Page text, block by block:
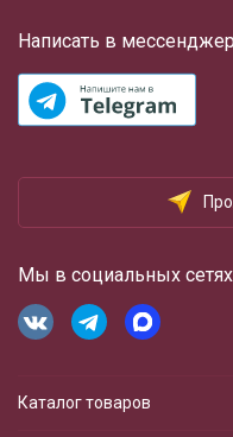
Написать в
Мы в социальных
Каталог товаров